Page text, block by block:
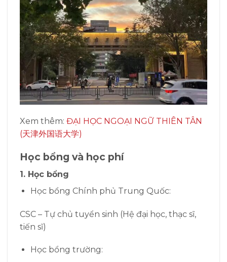
Xem thêm: ĐẠI HỌC NGOẠI NGỮ THIÊN TÂN
(天津外国语大学)
Học bổng và học phí
1. Học bổng
Học bổng Chính phủ Trung Quốc:
CSC – Tự chủ tuyển sinh (Hệ đại học, thạc sĩ,
tiến sĩ)
Học bổng trường: